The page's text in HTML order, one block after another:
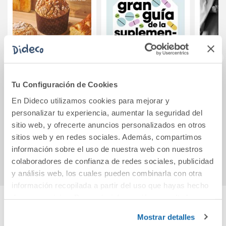
Tu Configuración de Cookies
En Dideco utilizamos cookies para mejorar y
personalizar tu experiencia, aumentar la seguridad del
sitio web, y ofrecerte anuncios personalizados en otros
sitios web y en redes sociales. Además, compartimos
información sobre el uso de nuestra web con nuestros
colaboradores de confianza de redes sociales, publicidad
y análisis web, los cuales pueden combinarla con otra
información recopilada a partir del uso que hayas hecho
Mostrar detalles
Panettones y
brioches
24,50€
Comprar
La gran guía de la
suplementación
20,90€
Comprar